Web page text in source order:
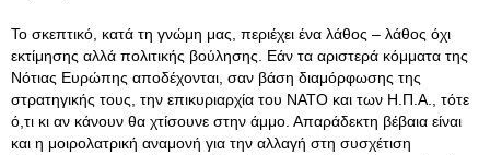
Το σκεπτικό, κατά τη γνώμη μας, περιέχει ένα λάθος – λάθος όχι
εκτίμησης αλλά πολιτικής βούλησης. Εάν τα αριστερά κόμματα της
Νότιας Ευρώπης αποδέχονται, σαν βάση διαμόρφωσης της
στρατηγικής τους, την επικυριαρχία του ΝΑΤΟ και των Η.Π.Α., τότε
ό,τι κι αν κάνουν θα χτίσουνε στην άμμο. Απαράδεκτη βέβαια είναι
και η μοιρολατρική αναμονή για την αλλαγή στη συσχέτιση